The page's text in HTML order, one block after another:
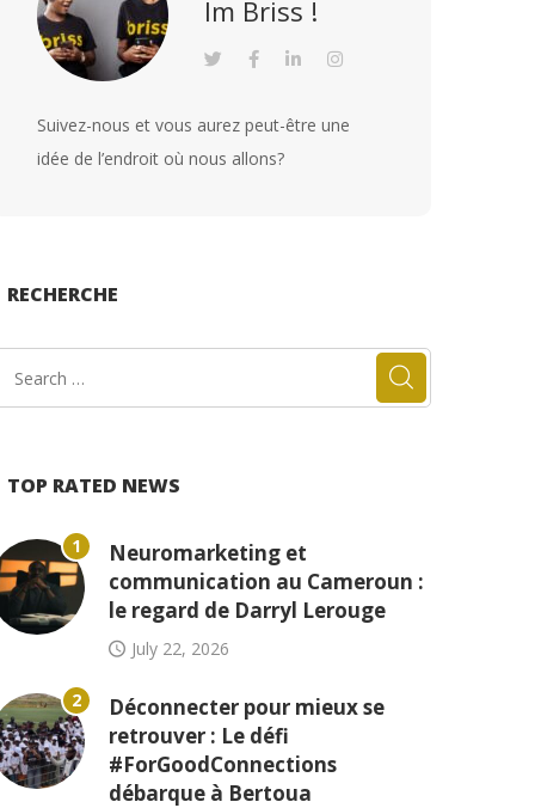
Im Briss !
Suivez-nous et vous aurez peut-être une
idée de l’endroit où nous allons?
RECHERCHE
TOP RATED NEWS
1
Neuromarketing et
communication au Cameroun :
le regard de Darryl Lerouge
July 22, 2026
2
Déconnecter pour mieux se
retrouver : Le défi
#ForGoodConnections
débarque à Bertoua